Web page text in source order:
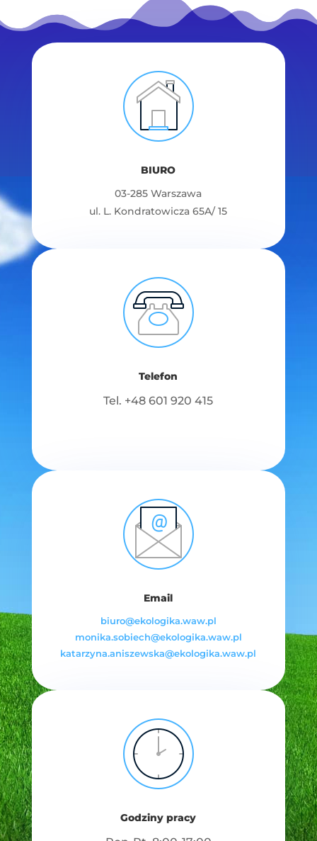
BIURO
03-285 Warszawa
ul. L. Kondratowicza 65A/ 15
Telefon
Tel. +48601 920 415
Email
biuro@ekologika.waw.pl
monika.sobiech@ekologika.waw.pl
katarzyna.aniszewska@ekologika.waw.pl
Godziny pracy